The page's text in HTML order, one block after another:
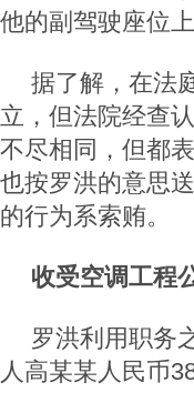
他的副驾驶座位上
据了解，在法
立，但法院经查
不尽相同，但都
也按罗洪的意思
的行为系索贿。
收受空调工程
罗洪利用职务
人高某某人民币